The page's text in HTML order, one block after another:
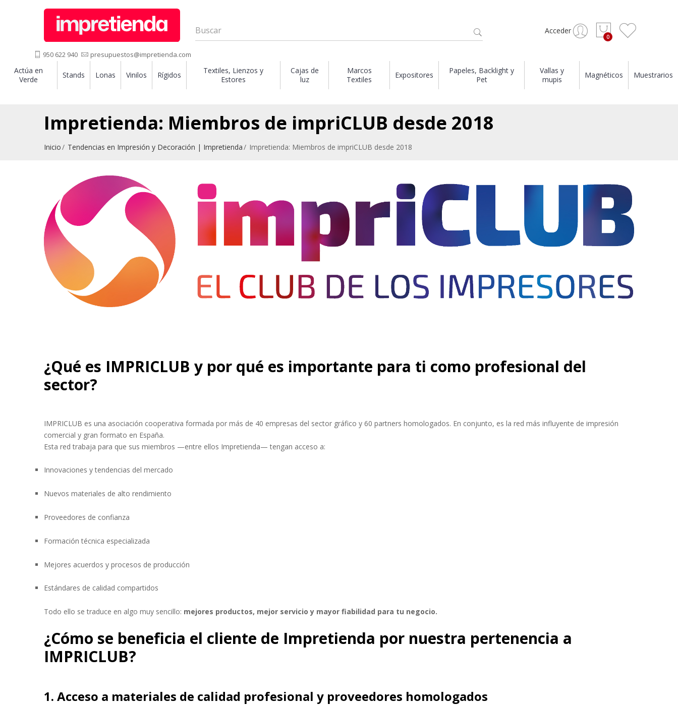
¿Olvidó su contraseña?
Entrar
950 622 940 presupuestos@impretienda.com
Acceder
Actúa en
Verde
Stands Lonas Vinilos Rígidos
Textiles, Lienzos y
Estores
Cajas de
luz
Marcos
Textiles
Expositores
Papeles, Backlight y
Pet
Vallas y
mupis
Magnéticos Muestrarios
Impretienda: Miembros de impriCLUB desde 2018
Inicio Tendencias en Impresión y Decoración | Impretienda Impretienda: Miembros de impriCLUB desde 2018
¿Qué es IMPRICLUB y por qué es importante para ti como profesional del
sector?
IMPRICLUB es una asociación cooperativa formada por más de 40 empresas del sector gráfico y 60 partners homologados. En conjunto, es la red más influyente de impresión
comercial y gran formato en España.
Esta red trabaja para que sus miembros —entre ellos Impretienda— tengan acceso a:
Innovaciones y tendencias del mercado
Nuevos materiales de alto rendimiento
Proveedores de confianza
Formación técnica especializada
Mejores acuerdos y procesos de producción
Estándares de calidad compartidos
Todo ello se traduce en algo muy sencillo: mejores productos, mejor servicio y mayor fiabilidad para tu negocio.
¿Cómo se beneficia el cliente de Impretienda por nuestra pertenencia a
IMPRICLUB?
1. Acceso a materiales de calidad profesional y proveedores homologados